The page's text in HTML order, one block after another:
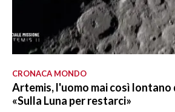
CRONACA MONDO
Artemis, l'uomo mai così lontano
«Sulla Luna per restarci»